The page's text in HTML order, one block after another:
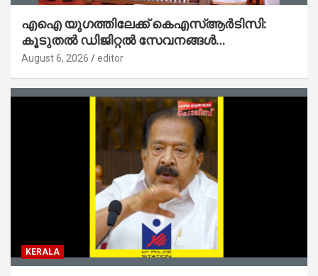
എഐ യുഗത്തിലേക്ക് കെഎസ്ആർടിസി:
കൂടുതൽ ഡിജിറ്റൽ സേവനങ്ങൾ
ജനങ്ങളിലേക്കെത്തിക്കും – മന്ത്രി സി പി
August 6, 2026 editor
KERALA